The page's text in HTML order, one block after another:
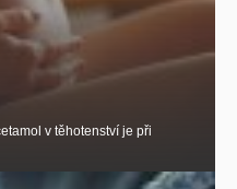
v těhotenství je při